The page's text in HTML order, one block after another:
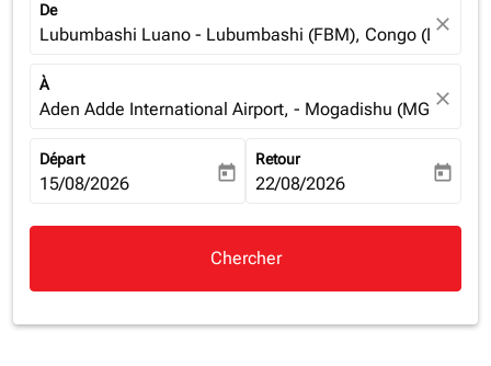
De
Lubumbashi Luano - Lubumbashi (FBM), Congo (Dem.
close
À
Aden Adde International Airport, - Mogadishu (MGQ),
close
Départ
fc-booking-departure-date-aria-label
15/08/2026 today
Retour
fc-booking-return-date-aria-
22/08/2026 today
Chercher